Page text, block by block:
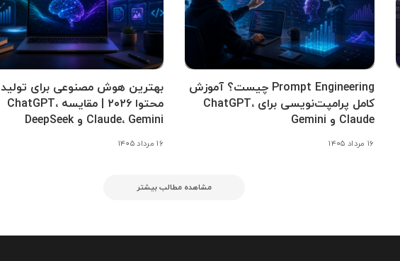
Prompt Engineering چیست؟ آموزش
کامل پرامپت‌نویسی برای ChatGPT،
Claude و Gemini
۱۶ مرداد ۱۴۰۵
بهترین هوش مصنوعی برای تولید
محتوا ۲۰۲۶ | مقایسه ChatGPT،
Claude، Gemini و DeepSeek
۱۶ مرداد ۱۴۰۵
مشاهده مطالب بیشتر